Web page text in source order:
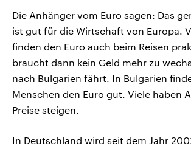
Die Anhänger vom Euro sagen: Das
ist gut für die Wirtschaft von Europa.
finden den Euro auch beim Reisen
braucht dann kein Geld mehr zu
nach Bulgarien fährt. In Bulgarien
Menschen den Euro gut. Viele haben
Preise steigen.
In Deutschland wird seit dem Jahr